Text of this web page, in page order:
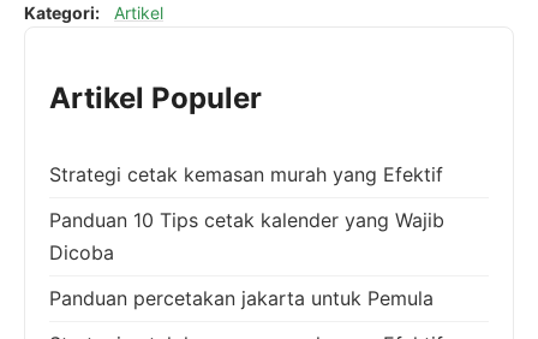
Kategori: Artikel
Artikel Populer
Strategi cetak kemasan murah yang Efektif
Panduan 10 Tips cetak kalender yang Wajib
Dicoba
Panduan percetakan jakarta untuk Pemula